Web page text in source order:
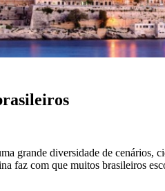
grande diversidade de
faz com que muitos brasileiros